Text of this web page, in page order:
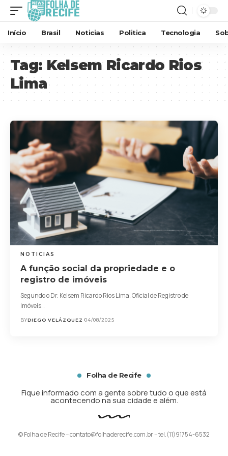
Início Brasil Noticias Politica Tecnologia
Tag: Kelsem Ricardo Rios
Lima
NOTICIAS
A função social da propriedade e o
registro de imóveis
Segundo o Dr. Kelsem Ricardo Rios Lima, Oficial de Registro de
Imóveis…
BYDIEGO VELÁZQUEZ 04/08/2025
Folha de Recife
Fique informado com a gente sobre tudo o que está
acontecendo na sua cidade e além.
© Folha de Recife –contato@folhaderecife.com.br– tel.(11)91754-6532